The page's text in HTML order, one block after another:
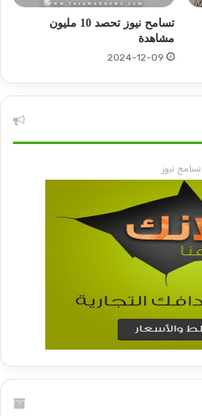
تسامح نيوز تحصد 10 مليون
مشاهدة
2024-12-09
تسامح نيوز